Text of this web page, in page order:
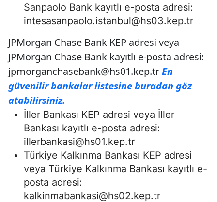
Sanpaolo Bank kayıtlı e-posta adresi:
intesasanpaolo.istanbul@hs03.kep.tr
JPMorgan Chase Bank KEP adresi veya
JPMorgan Chase Bank kayıtlı e-posta adresi:
jpmorganchasebank@hs01.kep.trEn
güvenilir bankalar listesine buradan göz
atabilirsiniz.
İller Bankası KEP adresi veya İller
Bankası kayıtlı e-posta adresi:
illerbankasi@hs01.kep.tr
Türkiye Kalkınma Bankası KEP adresi
veya Türkiye Kalkınma Bankası kayıtlı e-
posta adresi:
kalkinmabankasi@hs02.kep.tr